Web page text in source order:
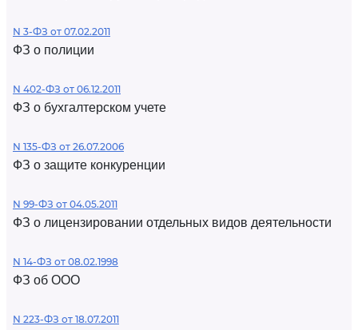
N 3-ФЗ от 07.02.2011
ФЗ о полиции
N 402-ФЗ от 06.12.2011
ФЗ о бухгалтерском учете
N 135-ФЗ от 26.07.2006
ФЗ о защите конкуренции
N 99-ФЗ от 04.05.2011
ФЗ о лицензировании отдельных видов деятельности
N 14-ФЗ от 08.02.1998
ФЗ об ООО
N 223-ФЗ от 18.07.2011